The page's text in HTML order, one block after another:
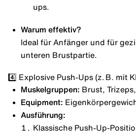
ups.
Warum effektiv?
Ideal für Anfänger und für
unteren Brustpartie.
4️⃣ Explosive Push-Ups (z. B. mit
Muskelgruppen: Brust,
Equipment:
Ausführung:
Klassische Push-Up-